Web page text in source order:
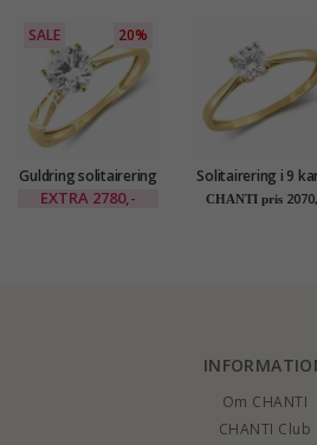
SALE 20%
Guldring solitairering
i 9 karat guld - Gold
EXTRA 2780,-
Solitairering i 9
guld - Gold
CHANTI pris
Om CHANTI
CHANTI Club